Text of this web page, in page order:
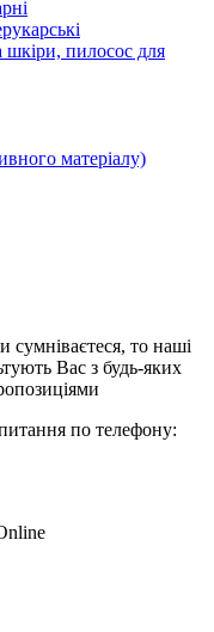
шкіри, пилосос для
матеріалу)
то наші
Вас з будь-яких
по телефону: